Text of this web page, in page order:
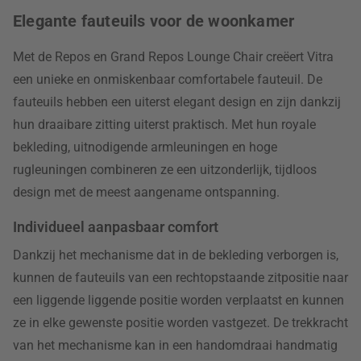
Elegante fauteuils voor de woonkamer
Met de Repos en Grand Repos Lounge Chair creëert Vitra
een unieke en onmiskenbaar comfortabele fauteuil. De
fauteuils hebben een uiterst elegant design en zijn dankzij
hun draaibare zitting uiterst praktisch. Met hun royale
bekleding, uitnodigende armleuningen en hoge
rugleuningen combineren ze een uitzonderlijk, tijdloos
design met de meest aangename ontspanning.
Individueel aanpasbaar comfort
Dankzij het mechanisme dat in de bekleding verborgen is,
kunnen de fauteuils van een rechtopstaande zitpositie naar
een liggende liggende positie worden verplaatst en kunnen
ze in elke gewenste positie worden vastgezet. De trekkracht
van het mechanisme kan in een handomdraai handmatig